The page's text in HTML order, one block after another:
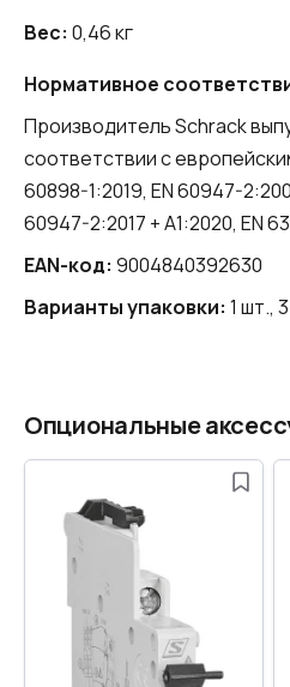
Вес: 0,46 кг
Нормативное
Производитель Schrack
соответствии с
60898-1:2019, EN 60947-
60947-2:2017 + A1:2020, EN
EAN-код: 9004840392630
Варианты упаковки: 1 шт.,
Опциональные